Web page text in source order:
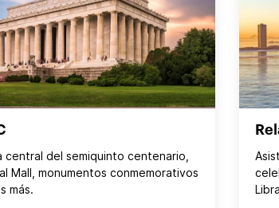
central del semiquinto centenario,
Mall, monumentos conmemorativos
más.